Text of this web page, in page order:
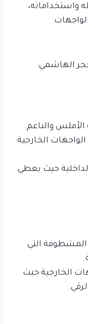
واستخداماته،
الهاشمي:
والناعم.
الخارجية
حيث يعطي
المشطوفة التي
الخارجية حيث